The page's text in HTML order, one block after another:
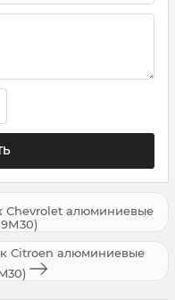
Chevrolet алюминиевые
Citroen алюминиевые